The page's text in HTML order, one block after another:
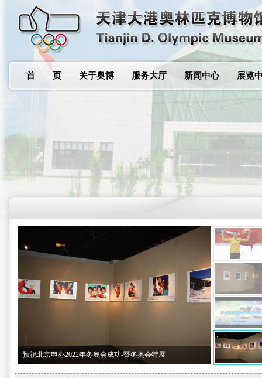
首 页 关于奥博 服务大厅 新闻中心 展览
预祝北京申办2022年冬奥会成功-暨冬奥会特展